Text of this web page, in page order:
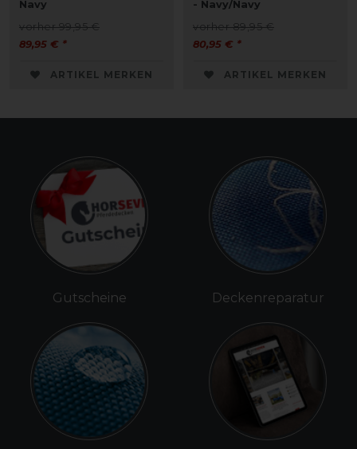
Navy
vorher 99,95 €
89,95 € *
ARTIKEL MERKEN
- Navy/Navy
vorher 89,95 €
80,95 € *
ARTIKEL MERKEN
Gutscheine Deckenreparatur